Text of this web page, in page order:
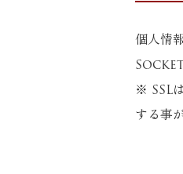
個人情
※ SSL
する事